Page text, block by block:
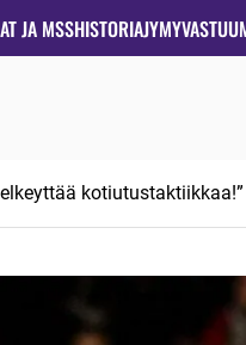
JA MSSHISTORIAJYMYVASTUU
kotiutustaktiikkaa!”